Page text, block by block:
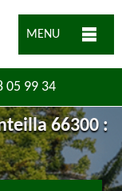
MENU
05 99 34
66300 :